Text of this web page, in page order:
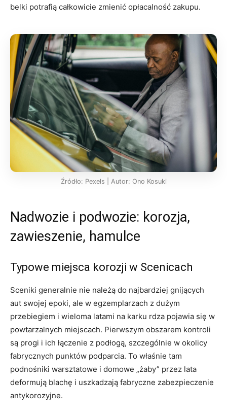
belki potrafią całkowicie zmienić opłacalność zakupu.
Źródło: Pexels | Autor: Ono Kosuki
Nadwozie i podwozie: korozja,
zawieszenie, hamulce
Typowe miejsca korozji w Scenicach
Sceniki generalnie nie należą do najbardziej gnijących
aut swojej epoki, ale w egzemplarzach z dużym
przebiegiem i wieloma latami na karku rdza pojawia się w
powtarzalnych miejscach. Pierwszym obszarem kontroli
są progi i ich łączenie z podłogą, szczególnie w okolicy
fabrycznych punktów podparcia. To właśnie tam
podnośniki warsztatowe i domowe „żaby” przez lata
deformują blachę i uszkadzają fabryczne zabezpieczenie
antykorozyjne.